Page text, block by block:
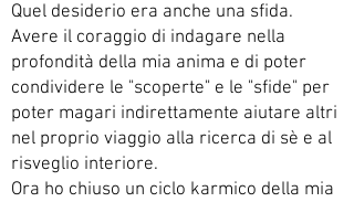
Quel desiderio era anche una sfida.
Avere il coraggio di indagare nella
profondità della mia anima e di poter
condividere le "scoperte" e le "sfide" per
poter magari indirettamente aiutare altri
nel proprio viaggio alla ricerca di sè e al
risveglio interiore.
Ora ho chiuso un ciclo karmico della mia